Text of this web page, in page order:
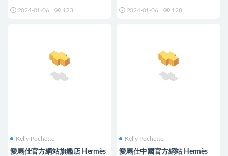
2024-01-06 123 2024-01-06 128
Kelly Pochette
愛馬仕官方網站旗艦店 Hermès
Kelly Pochette
愛馬仕中國官方網站 Hermès